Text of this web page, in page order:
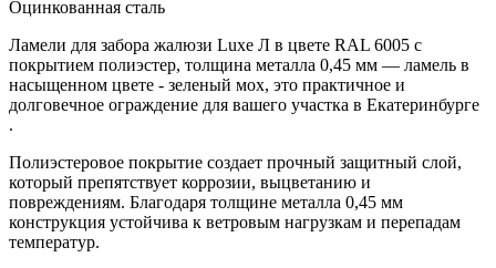
Оцинкованная сталь
Ламели для забора жалюзи Luxe Л в цвете RAL 6005 с
покрытием полиэстер, толщина металла 0,45 мм — ламель в
насыщенном цвете - зеленый мох, это практичное и
долговечное ограждение для вашего участка в Екатеринбурге
.
Полиэстеровое покрытие создает прочный защитный слой,
который препятствует коррозии, выцветанию и
повреждениям. Благодаря толщине металла 0,45 мм
конструкция устойчива к ветровым нагрузкам и перепадам
температур.